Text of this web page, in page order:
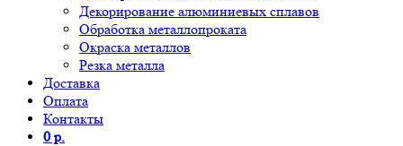
Декорирование алюминиевых сплавов
Обработка металлопроката
Окраска металлов
Резка металла
Доставка
Оплата
Контакты
0 р.